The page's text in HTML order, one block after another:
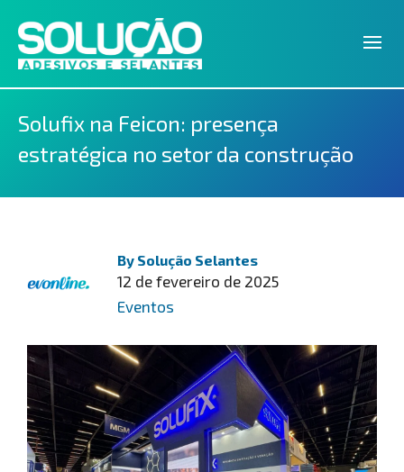
Solufix na Feicon: presença
estratégica no setor da construção
By Solução Selantes
12 de fevereiro de 2025
Eventos